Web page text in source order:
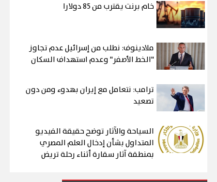
خام برنت يقترب من 85 دولارا
ملادينوف: نطلب من إسرائيل عدم تجاوز
"الخط الأصفر" وعدم استهداف السكان
ترامب: نتعامل مع إيران بهدوء ومن دون
تصعيد
السياحة والآثار توضح حقيقة الفيديو
المتداول بشأن إدخال العلم المصري
بمنطقة آثار سقارة أثناء رحلة تريض